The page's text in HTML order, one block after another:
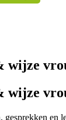
wijze
wijze
en